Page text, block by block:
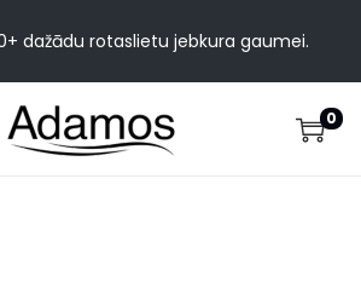
dažādu rotaslietu jebkura gaumei.
0